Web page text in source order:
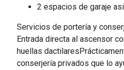
2 espacios de garaje
Servicios de portería y
Entrada directa al ascensor
huellas
conserjería privados que lo